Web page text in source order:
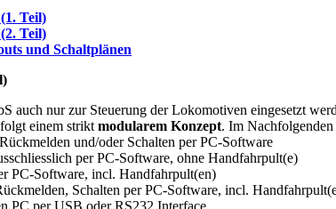
Teil)
Teil)
und Schaltplänen
auch nur zur Steuerung der Lokomotiven eingesetzt
einem strikt modularem Konzept. Im
und/oder Schalten per PC-Software
per PC-Software, ohne Handfahrpult(e)
PC-Software, incl. Handfahrpult(en)
Schalten per PC-Software, incl.
PC per USB oder RS232 Interface